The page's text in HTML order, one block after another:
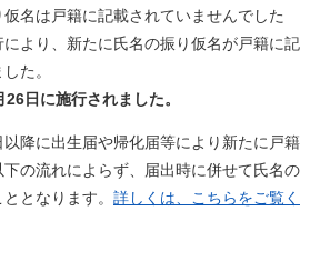
名は戸籍に記載されていませんでした
より、新たに氏名の振り仮名が戸籍に記
た。
日に施行されました。
降に出生届や帰化届等により新たに戸籍
の流れによらず、届出時に併せて氏名の
となります。 ​詳しくは、こちらをご覧く